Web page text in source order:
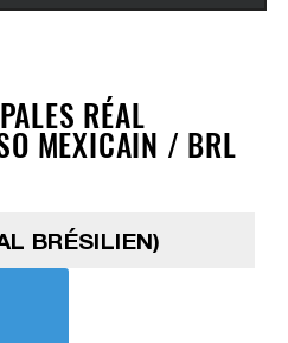
RÉAL
MEXICAIN / BRL
BRÉSILIEN)